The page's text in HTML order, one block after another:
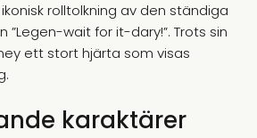
rolltolkning av den ständiga
”Legen-wait for it-dary!”. Trots sin
ett stort hjärta som visas
karaktärer